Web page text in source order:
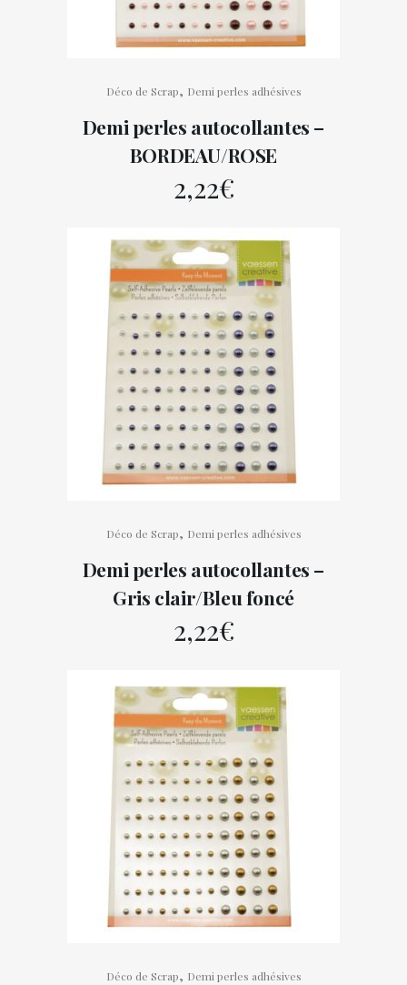
Déco de Scrap, Demi perles adhésives
Demi perles autocollantes –
BORDEAU/ROSE
2,22€
Déco de Scrap, Demi perles adhésives
Demi perles autocollantes –
Gris clair/Bleu foncé
2,22€
Déco de Scrap, Demi perles adhésives